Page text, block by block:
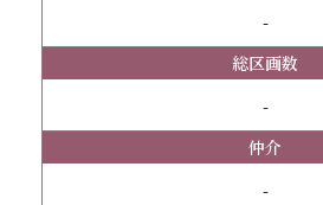
-
総区画数
-
仲介
-